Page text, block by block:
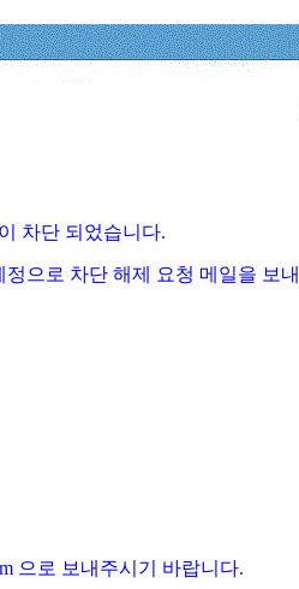
차단 되었습니다.
으로 차단 해제 요청 메일을 보내
으로 보내주시기 바랍니다.